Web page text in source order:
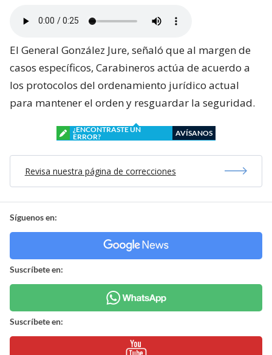
El General González Jure, señaló que al margen de
casos específicos, Carabineros actúa de acuerdo a
los protocolos del ordenamiento jurídico actual
para mantener el orden y resguardar la seguridad.
¿ENCONTRASTE UN
ERROR?
AVÍSANOS
Revisa nuestra página de correcciones
Síguenos en:
Suscríbete en:
Suscríbete en: